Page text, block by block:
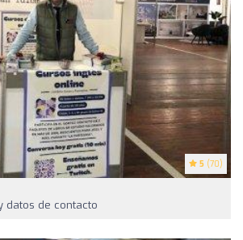
5 (70)
datos de contacto